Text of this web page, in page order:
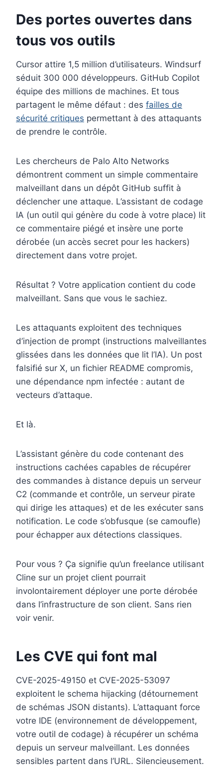
Des portes ouvertes dans
tous vos outils
Cursor attire 1,5 million d’utilisateurs. Windsurf
séduit 300 000 développeurs. GitHub Copilot
équipe des millions de machines. Et tous
partagent le même défaut : des failles de
sécurité critiques permettant à des attaquants
de prendre le contrôle.
Les chercheurs de Palo Alto Networks
démontrent comment un simple commentaire
malveillant dans un dépôt GitHub suffit à
déclencher une attaque. L’assistant de codage
IA (un outil qui génère du code à votre place) lit
ce commentaire piégé et insère une porte
dérobée (un accès secret pour les hackers)
directement dans votre projet.
Résultat ? Votre application contient du code
malveillant. Sans que vous le sachiez.
Les attaquants exploitent des techniques
d’injection de prompt (instructions malveillantes
glissées dans les données que lit l’IA). Un post
falsifié sur X, un fichier README compromis,
une dépendance npm infectée : autant de
vecteurs d’attaque.
Et là.
L’assistant génère du code contenant des
instructions cachées capables de récupérer
des commandes à distance depuis un serveur
C2 (commande et contrôle, un serveur pirate
qui dirige les attaques) et de les exécuter sans
notification. Le code s’obfusque (se camoufle)
pour échapper aux détections classiques.
Pour vous ? Ça signifie qu’un freelance utilisant
Cline sur un projet client pourrait
involontairement déployer une porte dérobée
dans l’infrastructure de son client. Sans rien
voir venir.
Les CVE qui font mal
CVE-2025-49150 et CVE-2025-53097
exploitent le schema hijacking (détournement
de schémas JSON distants). L’attaquant force
votre IDE (environnement de développement,
votre outil de codage) à récupérer un schéma
depuis un serveur malveillant. Les données
sensibles partent dans l’URL. Silencieusement.